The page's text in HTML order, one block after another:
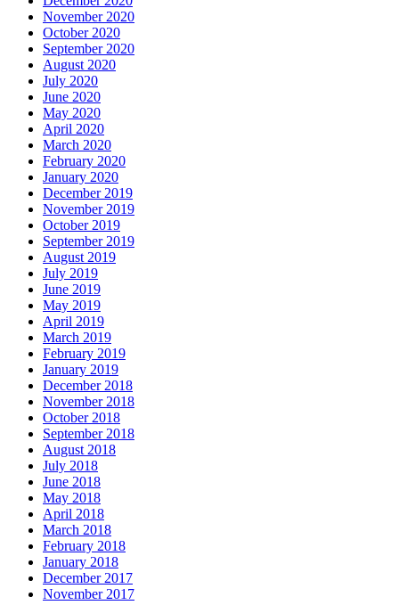
November 2020
October 2020
September 2020
August 2020
July 2020
June 2020
May 2020
April 2020
March 2020
February 2020
January 2020
December 2019
November 2019
October 2019
September 2019
August 2019
July 2019
June 2019
May 2019
April 2019
March 2019
February 2019
January 2019
December 2018
November 2018
October 2018
September 2018
August 2018
July 2018
June 2018
May 2018
April 2018
March 2018
February 2018
January 2018
December 2017
November 2017